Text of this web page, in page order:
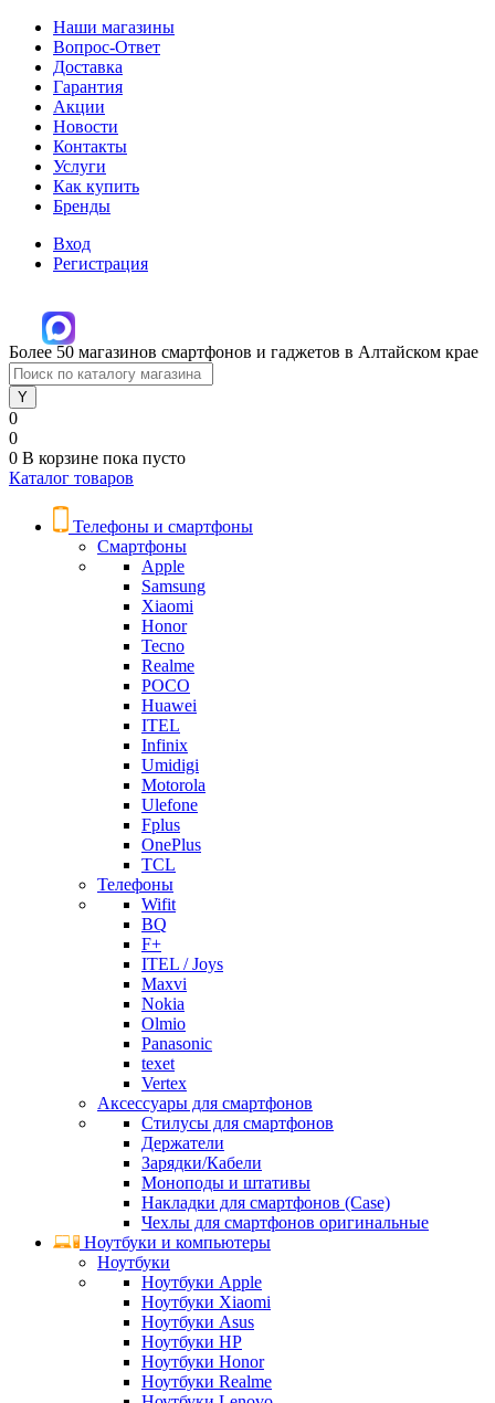
Наши магазины
Вопрос-Ответ
Доставка
Гарантия
Акции
Новости
Контакты
Услуги
Как купить
Бренды
Вход
Регистрация
Более 50 магазинов смартфонов и гаджетов в Алтайском крае
0
0
0 В корзине пока пусто
Каталог товаров
Телефоны и смартфоны
Смартфоны
Apple
Samsung
Xiaomi
Honor
Tecno
Realme
POCO
Huawei
ITEL
Infinix
Umidigi
Motorola
Ulefone
Fplus
OnePlus
TCL
Телефоны
Wifit
BQ
F+
ITEL / Joys
Maxvi
Nokia
Olmio
Panasonic
texet
Vertex
Аксессуары для смартфонов
Стилусы для смартфонов
Держатели
Зарядки/Кабели
Моноподы и штативы
Накладки для смартфонов (Case)
Чехлы для смартфонов оригинальные
Ноутбуки и компьютеры
Ноутбуки
Ноутбуки Apple
Ноутбуки Xiaomi
Ноутбуки Asus
Ноутбуки HP
Ноутбуки Honor
Ноутбуки Realme